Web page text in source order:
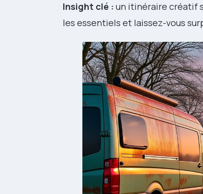
Insight clé : un itinéraire créatif
les essentiels et laissez-vous